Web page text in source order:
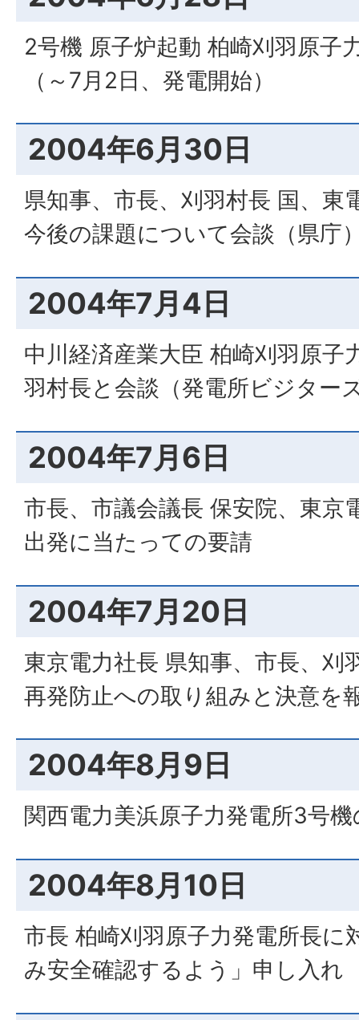
2号機 原子炉起動 柏崎刈羽原子
（～7月2日、発電開始）
2004年6月30日
県知事、市長、刈羽村長 国、東
今後の課題について会談（県庁
2004年7月4日
中川経済産業大臣 柏崎刈羽原子
羽村長と会談（発電所ビジター
2004年7月6日
市長、市議会議長 保安院、東京
出発に当たっての要請
2004年7月20日
東京電力社長 県知事、市長、刈
再発防止への取り組みと決意を
2004年8月9日
関西電力美浜原子力発電所3号
2004年8月10日
市長 柏崎刈羽原子力発電所長に
み安全確認するよう」申し入れ